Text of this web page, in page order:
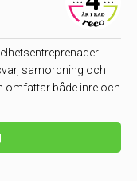
samordning och
omfattar både inre och